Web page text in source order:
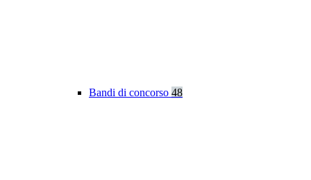
Bandi di concorso 48